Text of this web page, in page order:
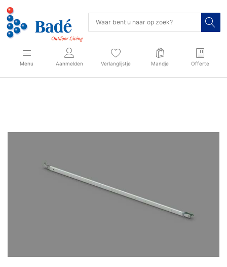
Menu Aanmelden Verlanglijstje Mandje Offerte